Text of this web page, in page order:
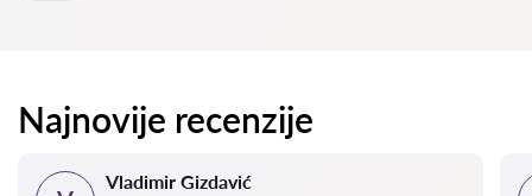
Najnovije recenzije
Vladimir Gizdavić